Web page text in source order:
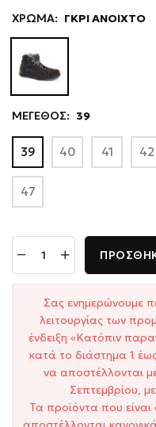
ΧΡΩΜΑ: ΓΚΡΙ ΑΝΟΙΧΤΟ
ΜΕΓΕΘΟΣ: 39
39 40 41 42
47
Σας ενημερώνουμε
λειτουργίας των
ένδειξη «Κατόπιν
κατά το διάστημα 1
να αποστέλλονται
Σεπτεμβρίου,
Τα προϊόντα που